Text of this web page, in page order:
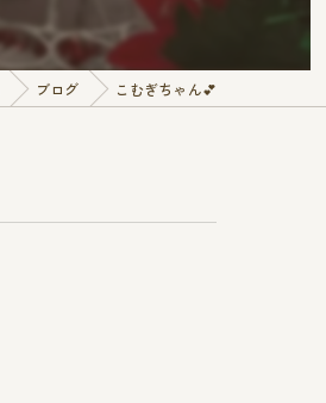
ブログ こむぎちゃん︎💕︎︎